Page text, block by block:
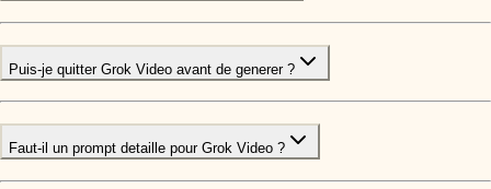
Puis-je quitter Grok Video avant de generer ?
Faut-il un prompt detaille pour Grok Video ?